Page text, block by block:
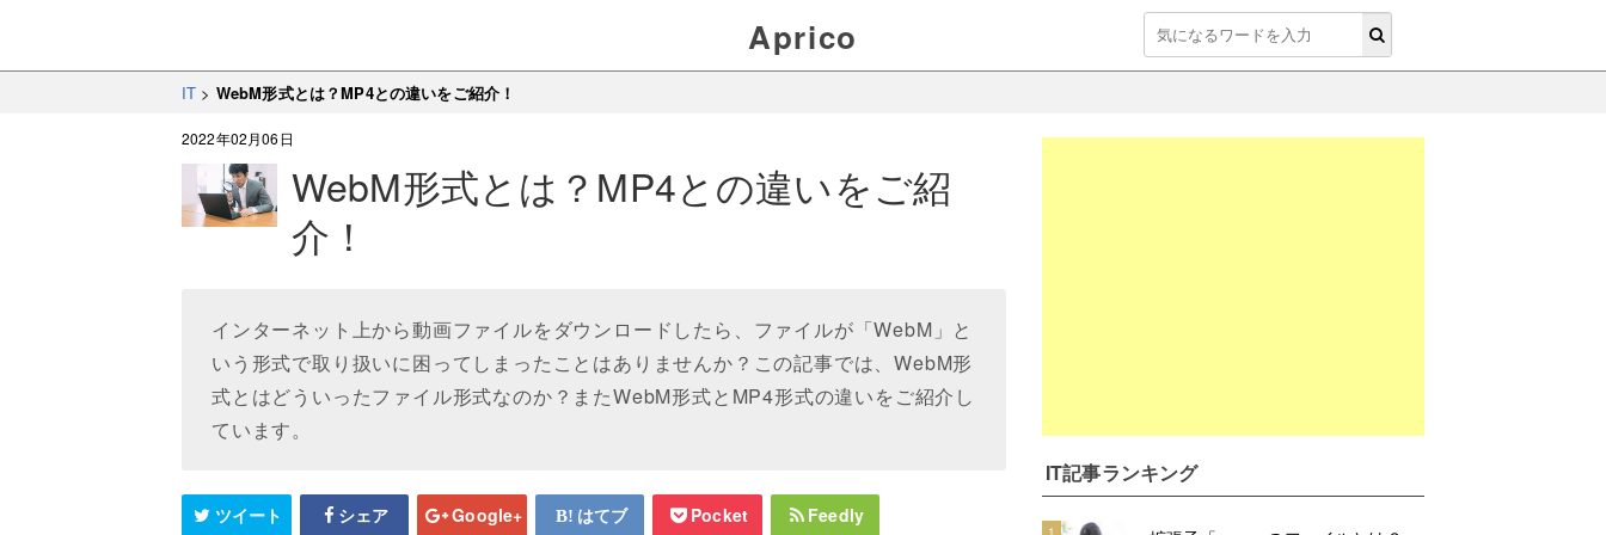
Aprico
IT > WebM形式とは？MP4との違いをご紹介！
2022年02月06日
WebM形式とは？MP4との違いをご紹
介！
インターネット上から動画ファイルをダウンロードしたら、ファイルが「WebM」と
いう形式で取り扱いに困ってしまったことはありませんか？この記事では、WebM形
式とはどういったファイル形式なのか？またWebM形式とMP4形式の違いをご紹介し
ています。
ツイート シェア Google+ はてブ Pocket Feedly
IT記事ランキング
1